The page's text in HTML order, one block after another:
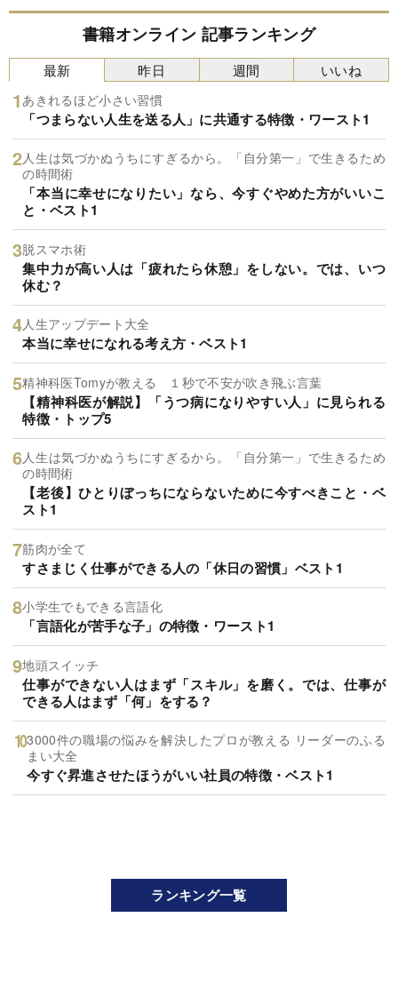
書籍オンライン 記事ランキング
最新
あきれるほど小さい習慣
「つまらない人生を送る人」に共通する特徴・ワースト1
人生は気づかぬうちにすぎるから。「自分第一」で生きるため
の時間術
「本当に幸せになりたい」なら、今すぐやめた方がいいこ
と・ベスト1
脱スマホ術
集中力が高い人は「疲れたら休憩」をしない。では、いつ
休む？
人生アップデート大全
本当に幸せになれる考え方・ベスト1
精神科医Tomyが教える １秒で不安が吹き飛ぶ言葉
【精神科医が解説】「うつ病になりやすい人」に見られる
特徴・トップ5
人生は気づかぬうちにすぎるから。「自分第一」で生きるため
の時間術
【老後】ひとりぼっちにならないために今すべきこと・ベ
スト1
筋肉が全て
すさまじく仕事ができる人の「休日の習慣」ベスト1
小学生でもできる言語化
「言語化が苦手な子」の特徴・ワースト1
地頭スイッチ
仕事ができない人はまず「スキル」を磨く。では、仕事が
できる人はまず「何」をする？
3000件の職場の悩みを解決したプロが教える リーダーのふる
まい大全
今すぐ昇進させたほうがいい社員の特徴・ベスト1
昨日 週間 いいね
ランキング一覧